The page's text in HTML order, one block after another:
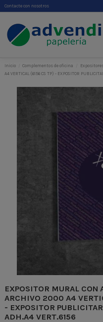
Contacte con nosotros
Inicio Complementos de oficina
A4 VERTICAL (6156 CS TP) - EXPOSITOR
EXPOSITOR MURAL CON
ARCHIVO 2000 A4
- EXPOSITOR
ADH.A4 VERT.6156